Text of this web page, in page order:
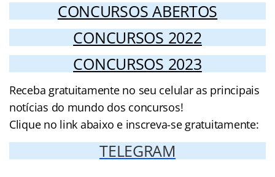
CONCURSOS ABERTOS
CONCURSOS 2022
CONCURSOS 2023
Receba gratuitamente no seu celular as principais
notícias do mundo dos concursos!
Clique no link abaixo e inscreva-se gratuitamente:
TELEGRAM